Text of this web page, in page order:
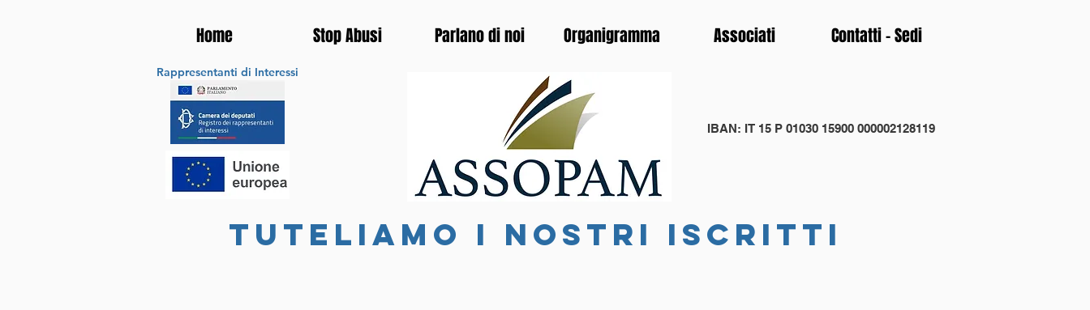
Home Stop Abusi Parlano di noi Organigramma Associati Contatti - Sedi
Rappresentanti di Interessi
IBAN: IT 15 P 01030 15900 000002128119
tuteliamo i nostri iscritti